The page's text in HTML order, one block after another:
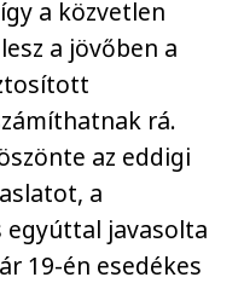
a közvetlen
a jövőben a
rá.
az eddigi
a
javasolta
19-én esedékes